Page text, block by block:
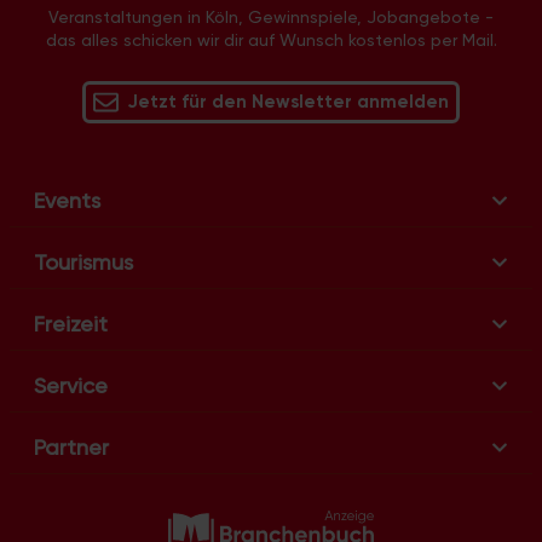
a
Veranstaltungen in Köln, Gewinnspiele, Jobangebote -
das alles schicken wir dir auf Wunsch kostenlos per Mail.
Jetzt für den Newsletter anmelden
Events
Tourismus
Freizeit
Service
Partner